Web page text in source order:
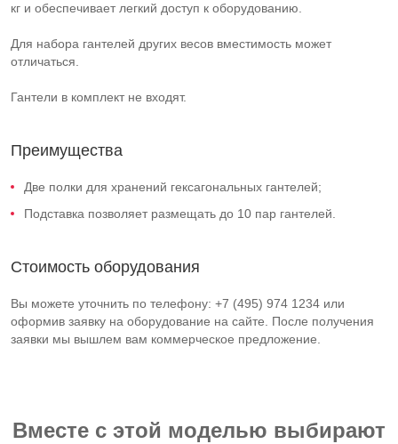
кг и обеспечивает легкий доступ к оборудованию.
Для набора гантелей других весов вместимость может
отличаться.
Гантели в комплект не входят.
Преимущества
Две полки для хранений гексагональных гантелей;
Подставка позволяет размещать до 10 пар гантелей.
Стоимость оборудования
Вы можете уточнить по телефону: +7 (495) 974 1234 или
оформив заявку на оборудование на сайте. После получения
заявки мы вышлем вам коммерческое предложение.
Вместе с этой моделью выбирают